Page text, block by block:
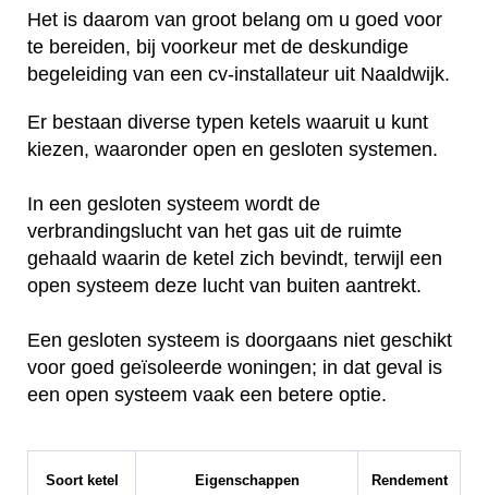
Het is daarom van groot belang om u goed voor
te bereiden, bij voorkeur met de deskundige
begeleiding van een cv-installateur uit Naaldwijk.
Er bestaan diverse typen ketels waaruit u kunt
kiezen, waaronder open en gesloten systemen.
In een gesloten systeem wordt de
verbrandingslucht van het gas uit de ruimte
gehaald waarin de ketel zich bevindt, terwijl een
open systeem deze lucht van buiten aantrekt.
Een gesloten systeem is doorgaans niet geschikt
voor goed geïsoleerde woningen; in dat geval is
een open systeem vaak een betere optie.
Soort ketel Eigenschappen Rendement